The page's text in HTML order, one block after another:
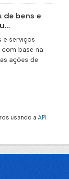
de bens e
e serviços
com base na
ações de
usando a API